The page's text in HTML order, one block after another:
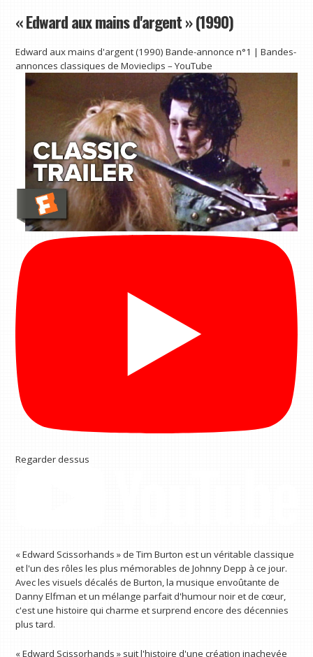
« Edward aux mains d'argent » (1990)
Edward aux mains d'argent (1990) Bande-annonce n°1 | Bandes-
annonces classiques de Movieclips – YouTube
Regarder dessus
« Edward Scissorhands » de Tim Burton est un véritable classique
et l'un des rôles les plus mémorables de Johnny Depp à ce jour.
Avec les visuels décalés de Burton, la musique envoûtante de
Danny Elfman et un mélange parfait d'humour noir et de cœur,
c'est une histoire qui charme et surprend encore des décennies
plus tard.
« Edward Scissorhands » suit l'histoire d'une création inachevée